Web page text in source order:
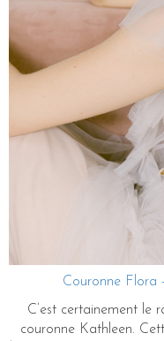
Couronne Flora
C’est certainement le
couronne Kathleen.